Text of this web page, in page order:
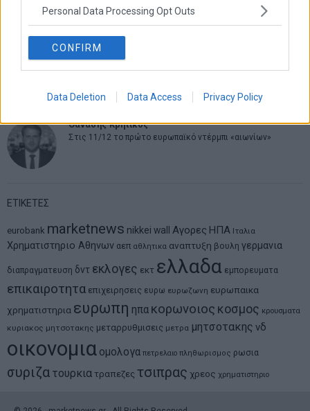
Personal Data Processing Opt Outs
CONFIRM
Data Deletion Data Access Privacy Policy
Η παγίδα του «δώσε» στη ΔΕΘ και το στοίχημα Μητσοτάκη
Νικόλαος Φουρτζής
Τεχνητή Νοημοσύνη: Η κινητήρια δύναμη της ανάπτυξης,
Θανάσης Κρητικός
Στις 11/12 το πρώτο ευρωπαϊκό ντέρμπι «αιωνίων»
ΕΤΙΚΕΤΕΣ
eurobank marketnews nikkei wall Αγορες ΗΠΑ Ιταλια
Χρηματιστηριο Αθηνων αεπ αθλητικα αναπτυξη βουλη γερμανια
διαπραγματευση δντ εκλογες εκτ ελλαδα εμπορευματα
επικαιροτητα επιχειρησεις ευρω ευρωζωνη ευρωπαικα
χρηματιστηρια ευρωπη ηπα κορωνοιος κοσμος κρουσματα
κυριακος μητσοτακης μεταρρυθμισεις μετρα μητσοτακης νδ
οικονομια ομολογα πετρελαιο πληθωρισμος ρωσια
συριζα τουρκια τραπεζες τσιπρας χρεος χρηματιστηριο